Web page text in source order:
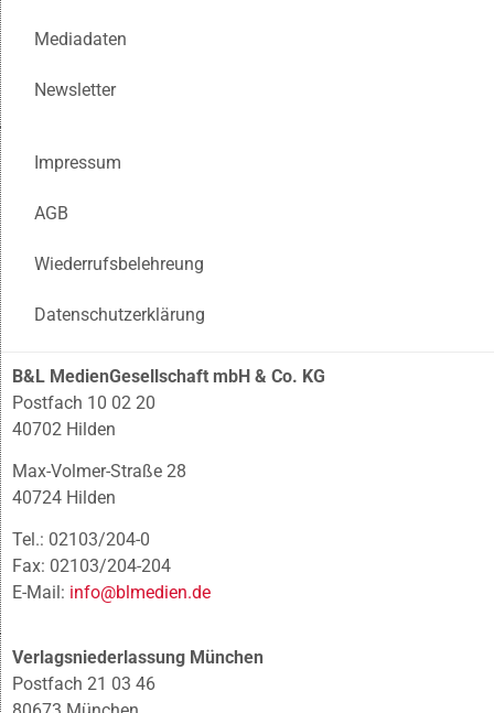
Mediadaten
Newsletter
Impressum
AGB
Wiederrufsbelehreung
Datenschutzerklärung
B&L MedienGesellschaft mbH & Co. KG
Postfach 10 02 20
40702 Hilden
Max-Volmer-Straße 28
40724 Hilden
Tel.: 02103/204-0
Fax: 02103/204-204
E-Mail: info@blmedien.de
Verlagsniederlassung München
Postfach 21 03 46